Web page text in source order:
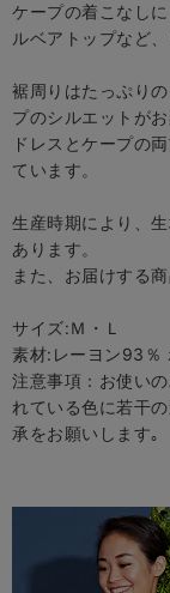
ケープの着こなし
ルベアトップなど
裾周りはたっぷり
プのシルエットが
ドレスとケープの
ています。
生産時期により、
あります。
また、お届けする
サイズ:Ｍ・Ｌ
素材:レーヨン93％
注意事項：お使い
れている色に若干
承をお願いします｡